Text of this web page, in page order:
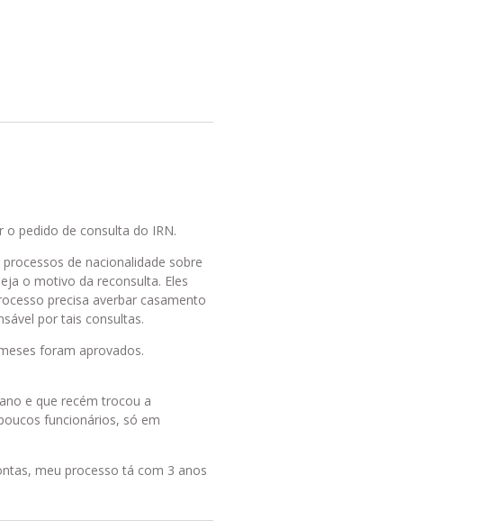
pedido de consulta do IRN.
de nacionalidade sobre
o motivo da reconsulta. Eles
precisa averbar casamento
por tais consultas.
foram aprovados.
e que recém trocou a
funcionários, só em
meu processo tá com 3 anos